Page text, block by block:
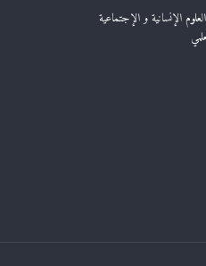
الإنسانية و الإجتماعية